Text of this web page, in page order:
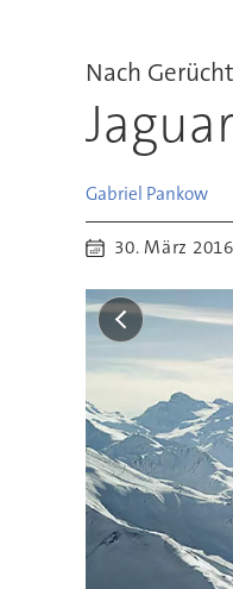
Nach
Gabriel Pankow
30. März